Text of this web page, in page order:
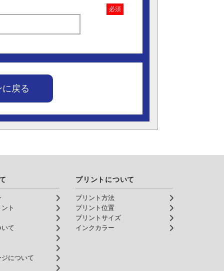
必須
戻る
ト
て
について
プリントについて
プリント方法
プリント位置
プリントサイズ
インクカラー